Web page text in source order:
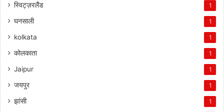
स्विट्ज़रलैंड 1
घनसाली 1
kolkata 1
कोलकाता 1
Jaipur 1
जयपुर 1
झांसी 1